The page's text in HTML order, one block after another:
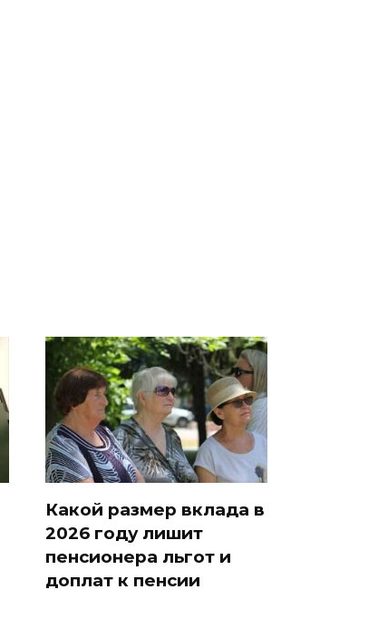
Какой размер вклада в
2026 году лишит
пенсионера льгот и
доплат к пенсии